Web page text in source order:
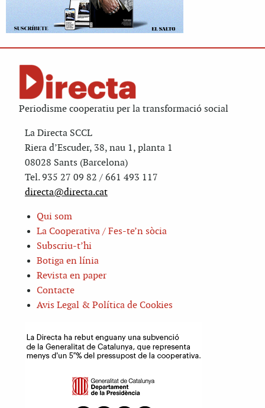
Periodisme cooperatiu per la transformació social
La Directa SCCL
Riera d’Escuder, 38, nau 1, planta 1
08028 Sants (Barcelona)
Tel. 935 27 09 82 / 661 493 117
directa@directa.cat
Qui som
La Cooperativa / Fes-te’n sòcia
Subscriu-t’hi
Botiga en línia
Revista en paper
Contacte
Avis Legal & Política de Cookies